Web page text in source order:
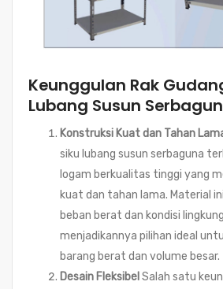
Keunggulan Rak
Lubang Susun
Konstruksi Kuat dan Tahan
siku lubang susun serbaguna
logam berkualitas tinggi yang
kuat dan tahan lama. Material
beban berat dan kondisi
menjadikannya pilihan ideal
barang berat dan volume besar.
Desain Fleksibel Salah satu